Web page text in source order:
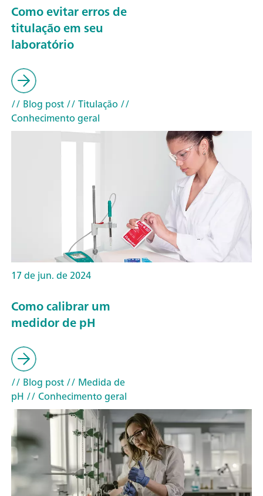
Como evitar erros de
titulação em seu
laboratório
// Blog post// Titulação //
Conhecimento geral
17 de jun. de 2024
Como calibrar um
medidor de pH
// Blog post// Medida de
pH // Conhecimento geral